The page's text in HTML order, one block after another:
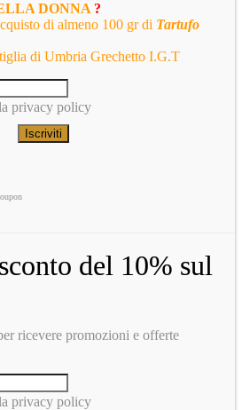
DONNA ?
di almeno 100 gr di Tartufo
di Umbria Grechetto I.G.T
privacy policy
del 10% sul
ricevere promozioni e offerte
privacy policy